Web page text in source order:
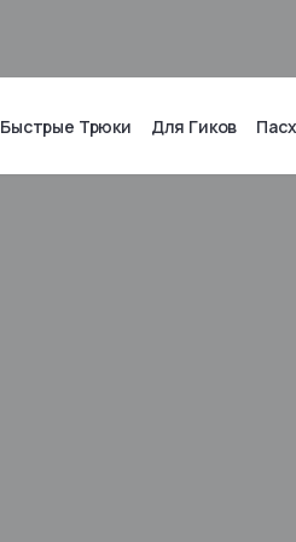
Быстрые Трюки Для Гиков